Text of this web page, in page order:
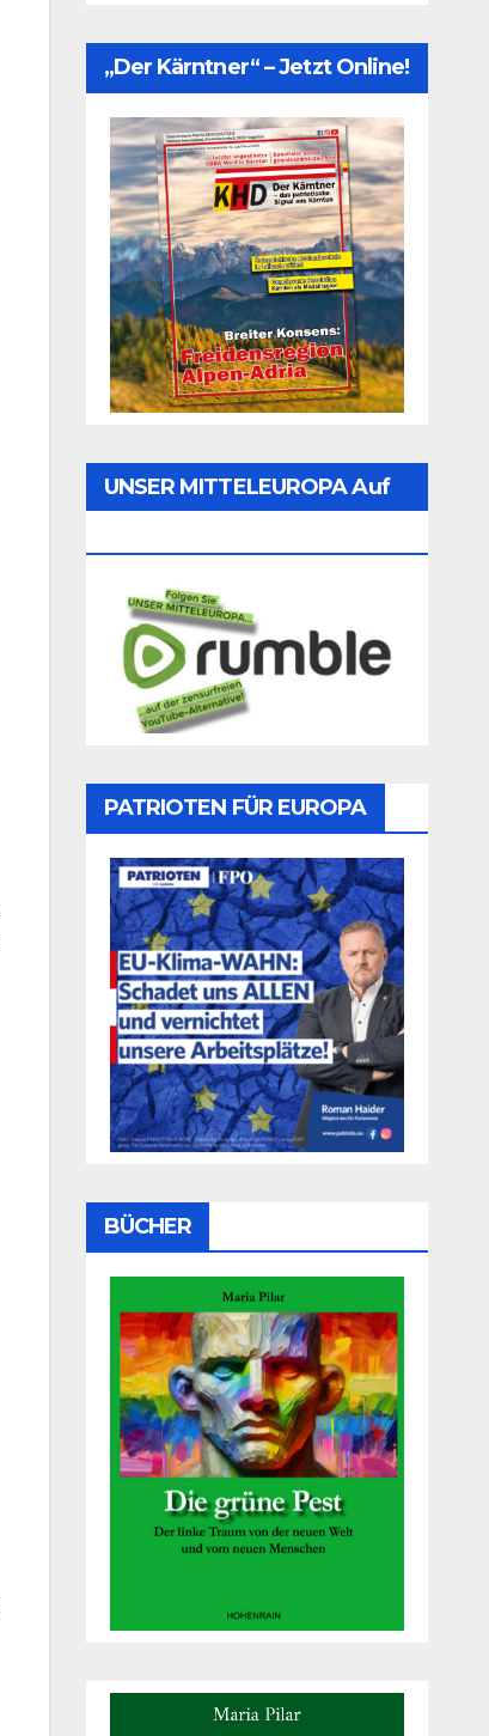
„Der Kärntner“ – Jetzt Online!
UNSER MITTELEUROPA Auf
PATRIOTEN FÜR EUROPA
BÜCHER